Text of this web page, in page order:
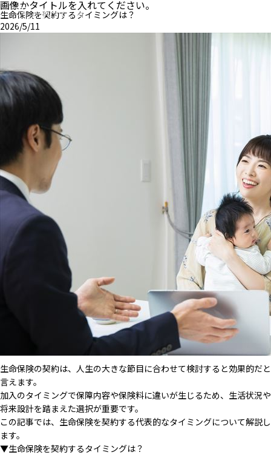
画像かタイトルを入れてください。
生命保険を契約するタイミングは？
2026/5/11
生命保険の契約は、人生の大きな節目に合わせて検討すると効果的だと
言えます。
加入のタイミングで保障内容や保険料に違いが生じるため、生活状況や
将来設計を踏まえた選択が重要です。
この記事では、生命保険を契約する代表的なタイミングについて解説し
ます。
▼生命保険を契約するタイミングは？